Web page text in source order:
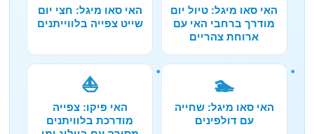
האי סאו מיגל: טיול יום
מודרך ברחבי האי עם
ארוחת צהריים
האי סאו מיגל: חצי יום
שייט צפייה בלווייתנים
🏊
האי סאו מיגל: שחייה
עם דולפינים
⛵
האי פיקו: צפייה
מודרכת בלוויתנים